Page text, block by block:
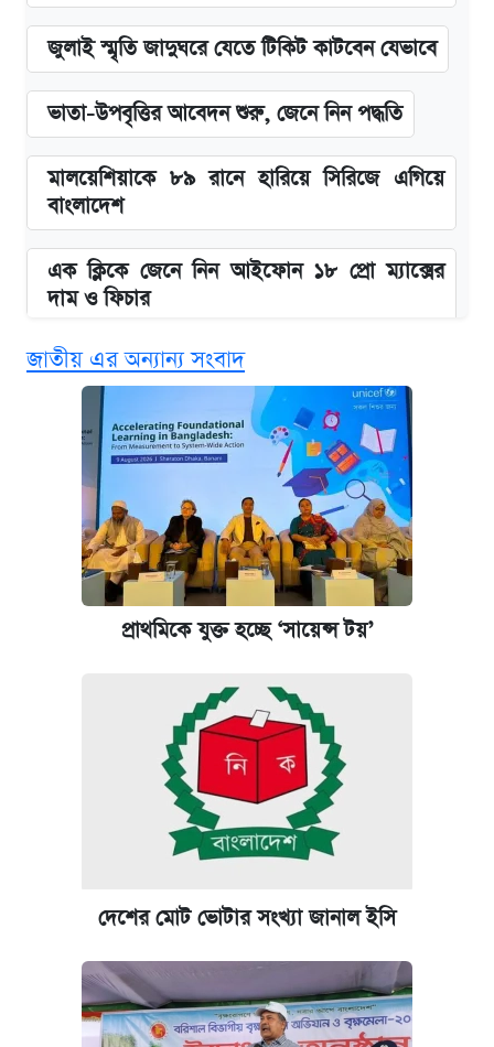
জুলাই স্মৃতি জাদুঘরে যেতে টিকিট কাটবেন যেভাবে
ভাতা-উপবৃত্তির আবেদন শুরু, জেনে নিন পদ্ধতি
মালয়েশিয়াকে ৮৯ রানে হারিয়ে সিরিজে এগিয়ে
বাংলাদেশ
এক ক্লিকে জেনে নিন আইফোন ১৮ প্রো ম্যাক্সের
দাম ও ফিচার
নবম জাতীয় পে-স্কেল নিয়ে সর্বশেষ যা জানা গেল
পাঁচ দপ্তরে নতুন সচিব নিয়োগ দিল সরকার
আজকের বাজারে স্বর্ণ-রুপার দাম (৫ আগস্ট)
কবে হবে মেডিকেল ভর্তি পরীক্ষা, জানা গেল যা
আজকের বাজারে স্বর্ণের দাম (৪ আগস্ট)
আজকের বাজারে স্বর্ণের দাম (৬ আগস্ট)
রাষ্ট্রবিরোধী কর্মকাণ্ড: ঢাবির কয়েকজন শিক্ষকের
কেমব্রিজ বিশ্ববিদ্যালয়ের এমবিএ স্কলারশিপে
প্রতিষ্ঠান প্রধানদের ভাইভা শুরুর নির্দেশ শিক্ষামন্ত্রীর
জাতীয় এর অন্যান্য সংবাদ
প্রাথমিকে যুক্ত হচ্ছে ‘সায়েন্স টয়’
দেশের মোট ভোটার সংখ্যা জানাল ইসি